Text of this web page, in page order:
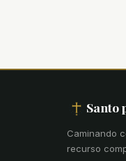
Santo
Caminando
recurso